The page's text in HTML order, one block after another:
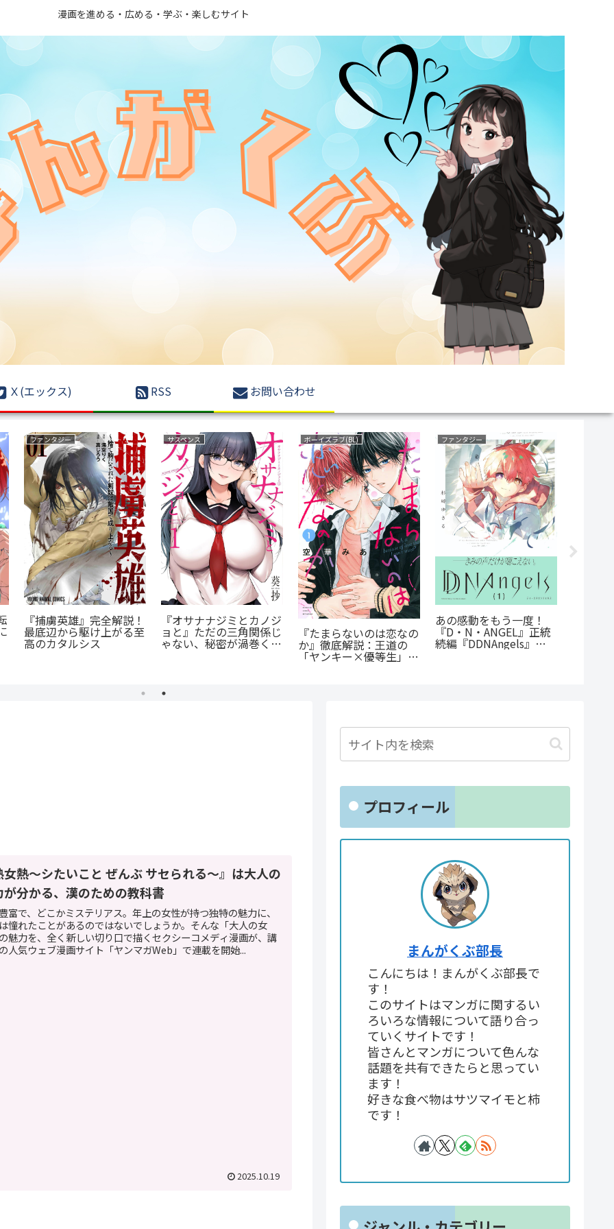
漫画を進める・広める・学ぶ・楽しむサイト
Ｘ(エックス) RSS お問い合わせ
ファンタジー
『捕虜英雄』完全解説！
最底辺から駆け上がる至
高のカタルシス
サスペンス
『オサナナジミとカノジ
ョと』ただの三角関係じ
ゃない、秘密が渦巻くセ
クシーサスペンスの魅力
ボーイズラブ(BL)
『たまらないのは恋なの
か』徹底解説：王道の
「ヤンキー×優等生」が
ファンタジー
あの感動をもう一度！
『D・N・ANGEL』正統
続編『DDNAngels』の
魅力と謎に迫る完全ガイ
女熱〜シたいこと ぜんぶ サセられる〜』は大人の
が分かる、漢のための教科書
富で、どこかミステリアス。年上の女性が持つ独特の魅力に、
憧れたことがあるのではないでしょうか。そんな「大人の女
魅力を、全く新しい切り口で描くセクシーコメディ漫画が、講
人気ウェブ漫画サイト「ヤンマガWeb」で連載を開始...
2025.10.19
プロフィール
まんがくぶ部長
こんにちは！まんがくぶ部長で
す！
このサイトはマンガに関するい
ろいろな情報について語り合っ
ていくサイトです！
皆さんとマンガについて色んな
話題を共有できたらと思ってい
ます！
好きな食べ物はサツマイモと柿
です！